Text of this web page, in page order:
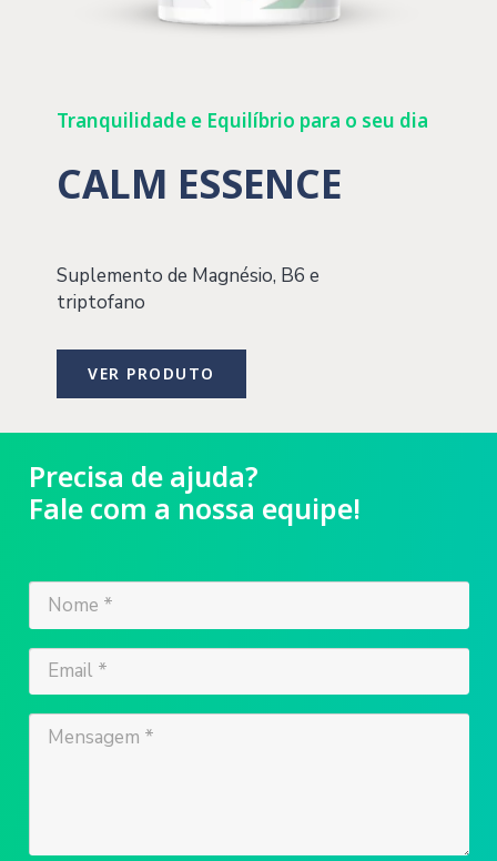
Tranquilidade e Equilíbrio para o seu dia
CALM ESSENCE
Suplemento de Magnésio, B6 e
triptofano
VER PRODUTO
Precisa de ajuda?
Fale com a nossa equipe!